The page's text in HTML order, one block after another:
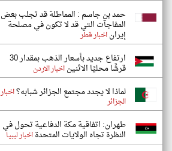
حمد بن جاسم : المماطلة قد تجلب بعض
المفاجآت التي قد لا تكون في مصلحة
إيراناخبار قطر
ارتفاع جديد بأسعار الذهب بمقدار 30
قرشًا محليًا الاثنيناخبار الاردن
لماذا لا يجدد مجتمع الجزائر شبابه؟اخبار
الجزائر
طهران: اتفاقية مكة الدفاعية تحول في
النظرة تجاه الولايات المتحدةاخبار ليبيا